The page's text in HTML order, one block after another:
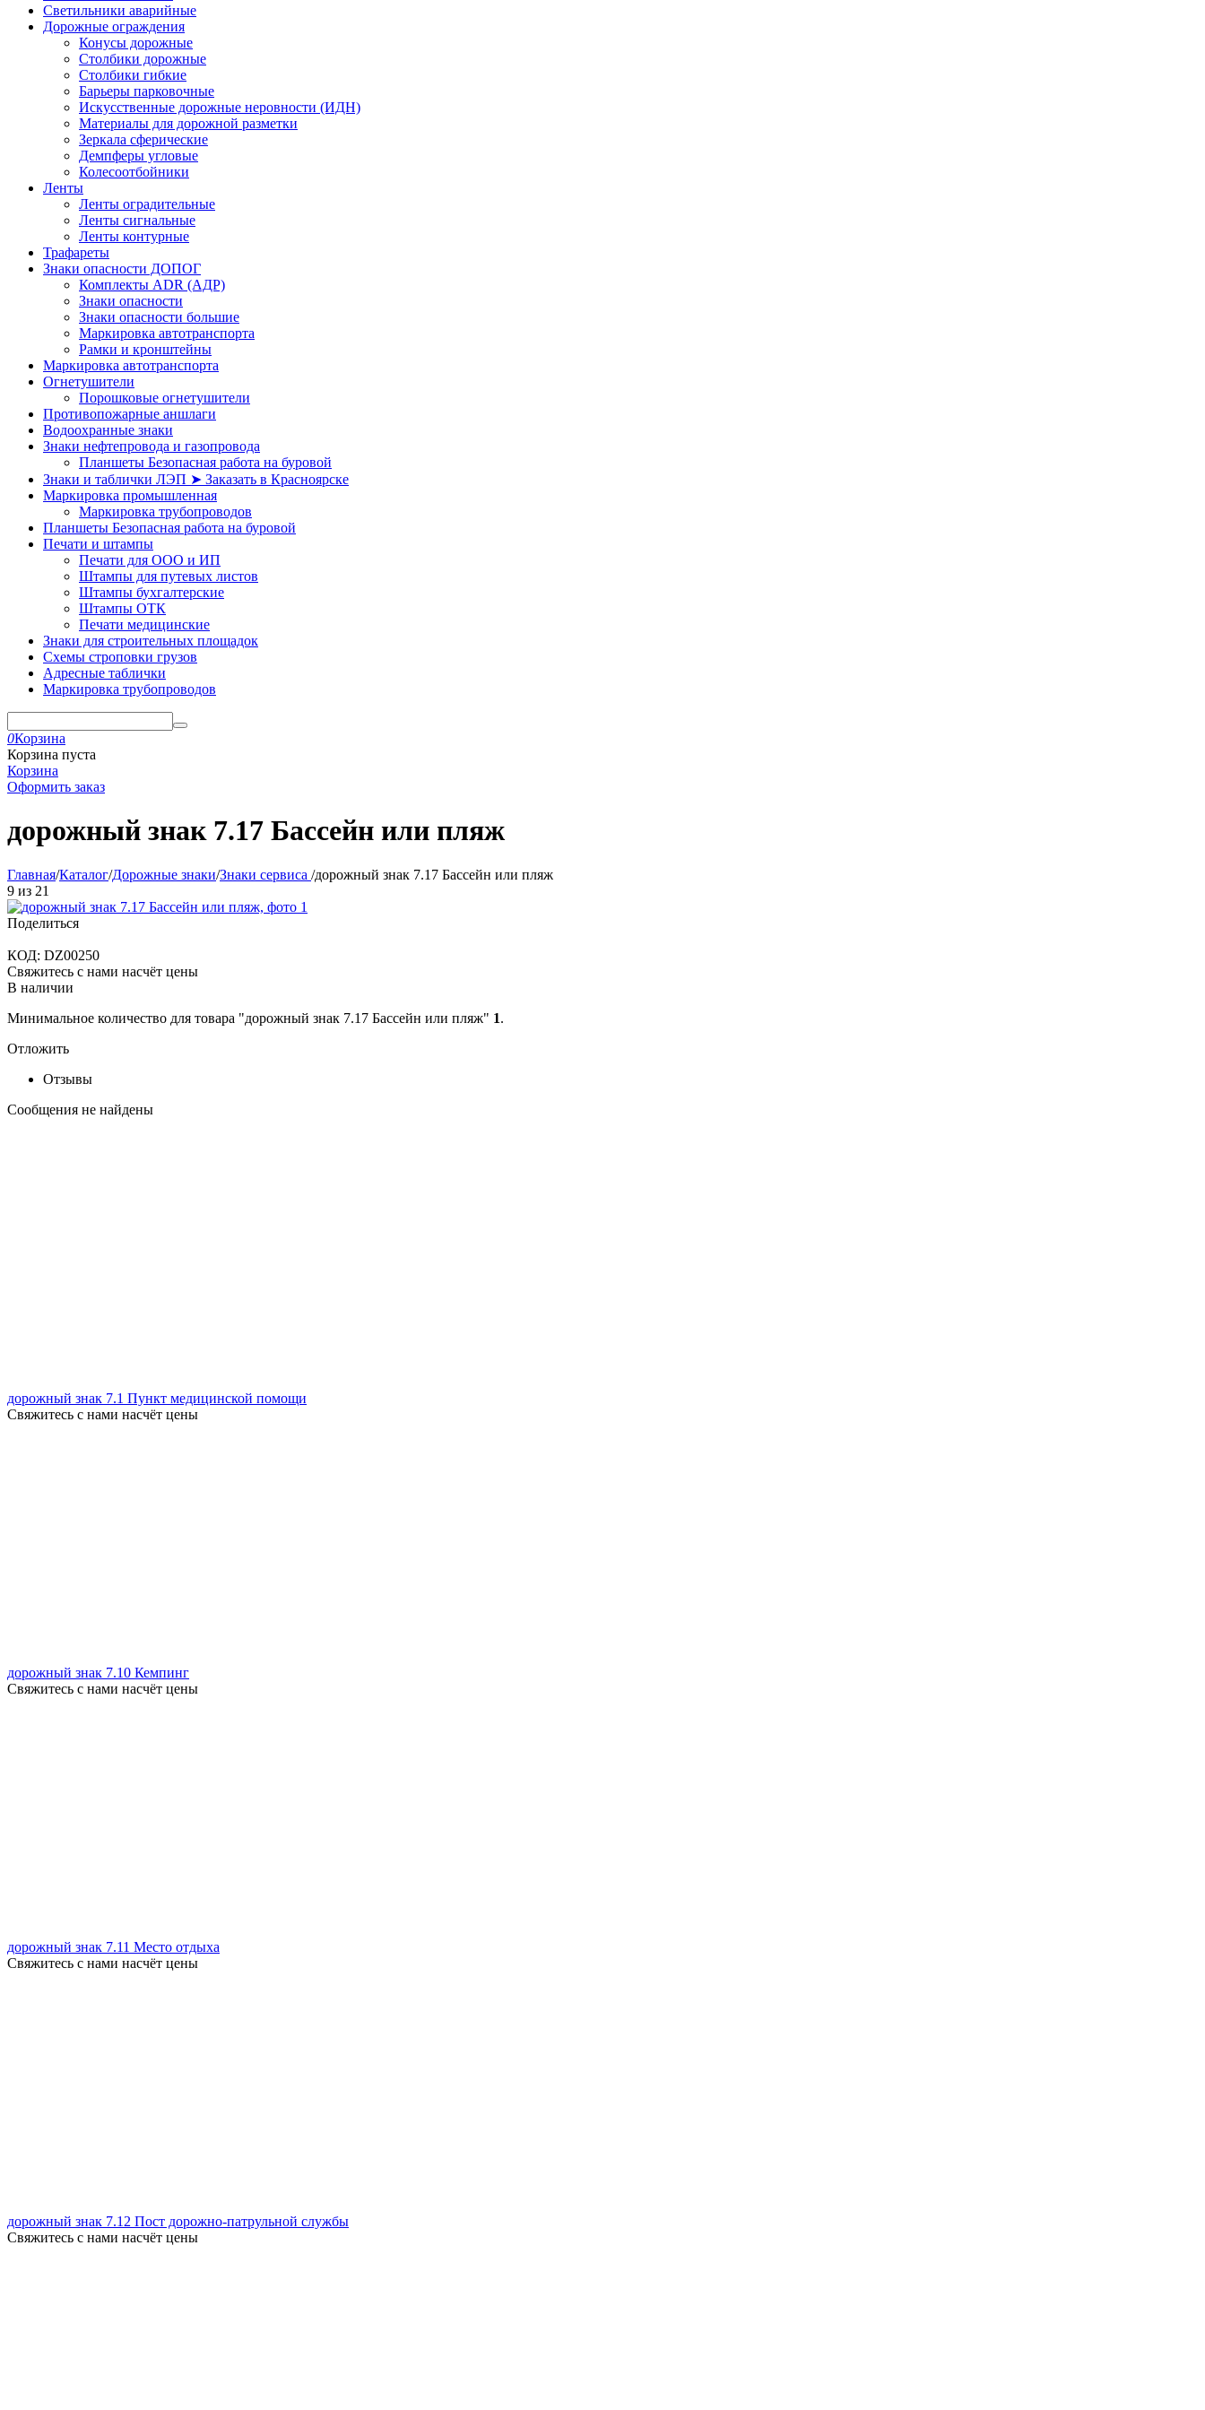
Светильники аварийные
Дорожные ограждения
Конусы дорожные
Столбики дорожные
Столбики гибкие
Барьеры парковочные
Искусственные дорожные неровности (ИДН)
Материалы для дорожной разметки
Зеркала сферические
Демпферы угловые
Колесоотбойники
Ленты
Ленты оградительные
Ленты сигнальные
Ленты контурные
Трафареты
Знаки опасности ДОПОГ
Комплекты ADR (АДР)
Знаки опасности
Знаки опасности большие
Маркировка автотранспорта
Рамки и кронштейны
Маркировка автотранспорта
Огнетушители
Порошковые огнетушители
Противопожарные аншлаги
Водоохранные знаки
Знаки нефтепровода и газопровода
Планшеты Безопасная работа на буровой
Знаки и таблички ЛЭП ➤ Заказать в Красноярске
Маркировка промышленная
Маркировка трубопроводов
Планшеты Безопасная работа на буровой
Печати и штампы
Печати для ООО и ИП
Штампы для путевых листов
Штампы бухгалтерские
Штампы ОТК
Печати медицинские
Знаки для строительных площадок
Схемы строповки грузов
Адресные таблички
Маркировка трубопроводов
0Корзина
Корзина пуста
Корзина
Оформить заказ
дорожный знак 7.17 Бассейн или пляж
Главная/Каталог/Дорожные знаки/Знаки сервиса /дорожный знак 7.17 Бассейн или пляж
9 из 21
Поделиться
КОД: DZ00250
Свяжитесь с нами насчёт цены
В наличии
Минимальное количество для товара "дорожный знак 7.17 Бассейн или пляж" 1.
Отложить
Отзывы
Сообщения не найдены
дорожный знак 7.1 Пункт медицинской помощи
Свяжитесь с нами насчёт цены
дорожный знак 7.10 Кемпинг
Свяжитесь с нами насчёт цены
дорожный знак 7.11 Место отдыха
Свяжитесь с нами насчёт цены
дорожный знак 7.12 Пост дорожно-патрульной службы
Свяжитесь с нами насчёт цены